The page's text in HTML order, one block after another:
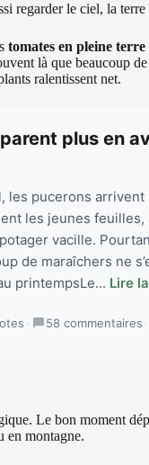
regarder le ciel, la
tomates en pleine terre
là que beaucoup
ralentissent net.
plus en
les pucerons
les jeunes feuilles,
vacille.
de maraîchers ne
printempsLe... Lire
· 58 commentaires ·
Le bon moment
en montagne.